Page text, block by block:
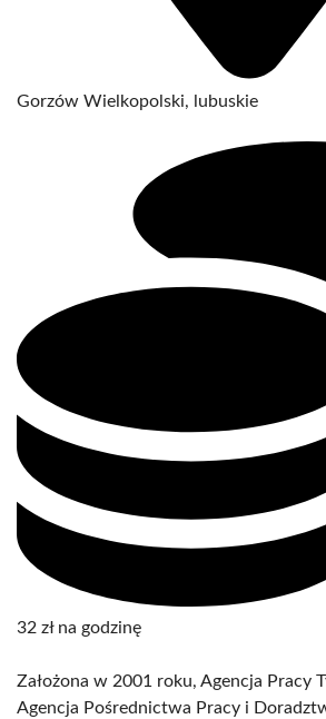
Gorzów Wielkopolski, lubuskie
32 zł na godzinę
Założona w 2001 roku, Agencja Pracy
Agencja Pośrednictwa Pracy i